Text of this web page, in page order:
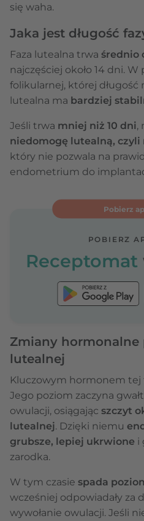
się waha.
Jaka jest długość
Faza lutealna trwa średnio
najczęściej około 14 dni.
folikularnej, której długość
lutealna ma bardziej
Jeśli trwa mniej niż 10 dni,
niedomogę lutealną, czyli
który nie pozwala na
endometrium do
Pobierz
POBIERZ
Receptomat
Zmiany hormonalne
lutealnej
Kluczowym hormonem tej
Jego poziom zaczyna
owulacji, osiągając szczyt
lutealnej. Dzięki niemu
grubsze, lepiej ukrwione i
zarodka.
W tym czasie spada
wcześniej odpowiadały za
wywołanie owulacji. Jeśli